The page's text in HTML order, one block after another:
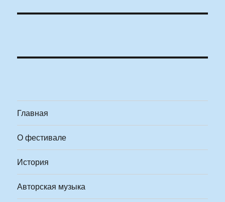
Главная
О фестивале
История
Авторская музыка